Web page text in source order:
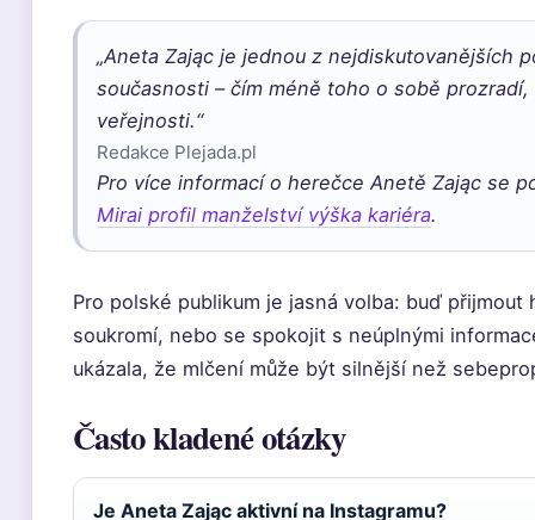
„Aneta Zając je jednou z nejdiskutovanějších
současnosti – čím méně toho o sobě
veřejnosti.“
Redakce Plejada.pl
Pro více informací o herečce Anetě Zając se
Mirai profil manželství výška kariéra.
Pro polské publikum je jasná volba: buď přijmout
soukromí, nebo se spokojit s neúplnými
ukázala, že mlčení může být silnější než
Často kladené otázky
Je Aneta Zając aktivní na Instagramu?